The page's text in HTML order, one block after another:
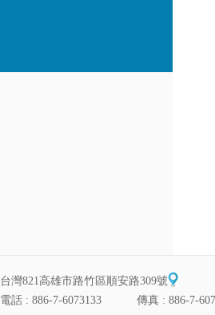
台灣821高雄市路竹區順安路309號
電話 : 886-7-6073133 傳真 : 886-7-